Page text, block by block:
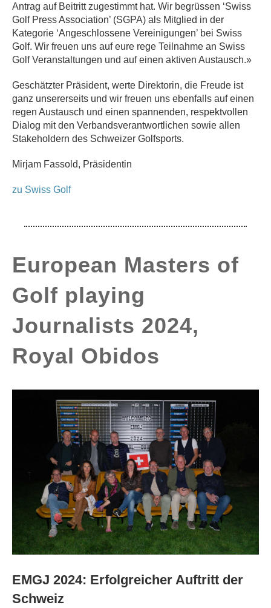
Antrag auf Beitritt zugestimmt hat. Wir begrüssen ‘Swiss
Golf Press Association’ (SGPA) als Mitglied in der
Kategorie ‘Angeschlossene Vereinigungen’ bei Swiss
Golf. Wir freuen uns auf eure rege Teilnahme an Swiss
Golf Veranstaltungen und auf einen aktiven Austausch.»
Geschätzter Präsident, werte Direktorin, die Freude ist
ganz unsererseits und wir freuen uns ebenfalls auf einen
regen Austausch und einen spannenden, respektvollen
Dialog mit den Verbandsverantwortlichen sowie allen
Stakeholdern des Schweizer Golfsports.
Mirjam Fassold, Präsidentin
zu Swiss Golf
European Masters of
Golf playing
Journalists 2024,
Royal Obidos
EMGJ 2024: Erfolgreicher Auftritt der
Schweiz